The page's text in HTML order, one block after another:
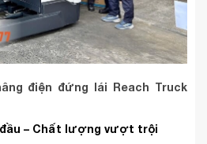
điện đứng lái Reach Truck
– Chất lượng vượt trội